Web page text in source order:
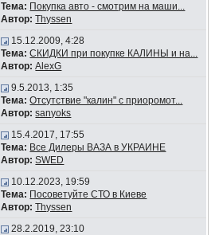
Тема: Покупка авто - смотрим на маши...
Автор: Thyssen
15.12.2009, 4:28
Тема: СКИДКИ при покупке КАЛИНЫ и на...
Автор: AlexG
9.5.2013, 1:35
Тема: Отсутствие "калин" с приоромот...
Автор: sanyoks
15.4.2017, 17:55
Тема: Все Дилеры ВАЗА в УКРАИНЕ
Автор: SWED
10.12.2023, 19:59
Тема: Посоветуйте СТО в Киеве
Автор: Thyssen
28.2.2019, 23:10